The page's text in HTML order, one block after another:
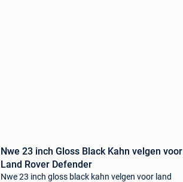
Nwe 23 inch Gloss Black Kahn velgen voor
Land Rover Defender
Nwe 23 inch gloss black kahn velgen voor land